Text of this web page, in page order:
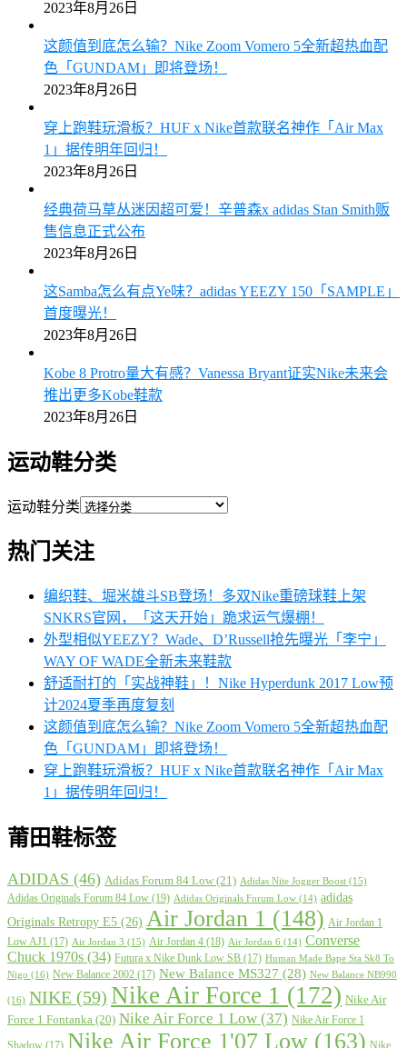
2023年8月26日
这颜值到底怎么输？Nike Zoom Vomero 5全新超热血配
色「GUNDAM」即将登场！
2023年8月26日
穿上跑鞋玩滑板？HUF x Nike首款联名神作「Air Max
1」据传明年回归！
2023年8月26日
经典荷马草丛迷因超可爱！辛普森x adidas Stan Smith贩
售信息正式公布
2023年8月26日
这Samba怎么有点Ye味？adidas YEEZY 150「SAMPLE」
首度曝光！
2023年8月26日
Kobe 8 Protro量大有感？Vanessa Bryant证实Nike未来会
推出更多Kobe鞋款
2023年8月26日
运动鞋分类
运动鞋分类
热门关注
编织鞋、堀米雄斗SB登场！多双Nike重磅球鞋上架
SNKRS官网，「这天开始」跪求运气爆棚！
外型相似YEEZY？Wade、D’Russell抢先曝光「李宁」
WAY OF WADE全新未来鞋款
舒适耐打的「实战神鞋」！Nike Hyperdunk 2017 Low预
计2024夏季再度复刻
这颜值到底怎么输？Nike Zoom Vomero 5全新超热血配
色「GUNDAM」即将登场！
穿上跑鞋玩滑板？HUF x Nike首款联名神作「Air Max
1」据传明年回归！
莆田鞋标签
ADIDAS (46) Adidas Forum 84 Low (21) Adidas Nite Jogger Boost (15)
Adidas Originals Forum 84 Low (19) Adidas Originals Forum Low (14) adidas
Originals Retropy E5 (26) Air Jordan 1 (148) Air Jordan 1
Low AJ1 (17) Air Jordan 3 (15) Air Jordan 4 (18) Air Jordan 6 (14) Converse
Chuck 1970s (34) Futura x Nike Dunk Low SB (17) Human Made Bape Sta Sk8 To
Nigo (16) New Balance 2002 (17) New Balance MS327 (28) New Balance NB990
(16) NIKE (59) Nike Air Force 1 (172) Nike Air
Force 1 Fontanka (20) Nike Air Force 1 Low (37) Nike Air Force 1
Shadow (17) Nike Air Force 1'07 Low (163) Nike